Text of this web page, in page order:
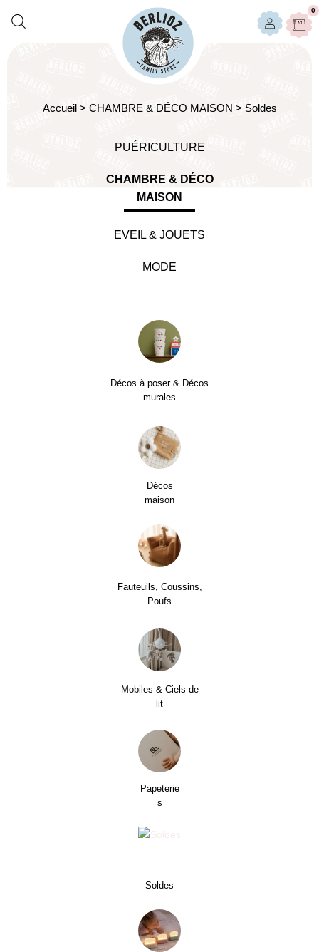
0
Accueil> CHAMBRE & DÉCO MAISON > Soldes
PUÉRICULTURE
CHAMBRE & DÉCO
MAISON
EVEIL & JOUETS
MODE
Décos à poser & Décos
murales
Décos
maison
Fauteuils, Coussins,
Poufs
Mobiles & Ciels de
lit
Papeterie
s
Soldes